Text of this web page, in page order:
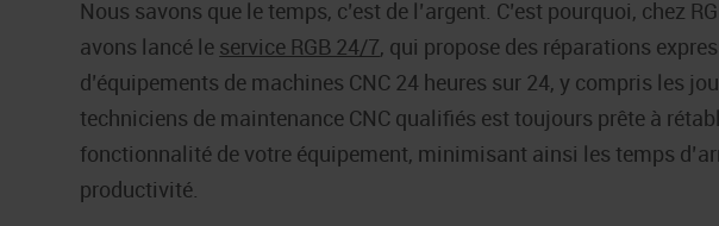
Nous savons que le temps, c’est de l’argent. C’est pourquoi, chez
avons lancé le service RGB 24/7, qui propose des réparations
d’équipements de machines CNC 24 heures sur 24, y compris les
techniciens de maintenance CNC qualifiés est toujours prête à
fonctionnalité de votre équipement, minimisant ainsi les temps
productivité.